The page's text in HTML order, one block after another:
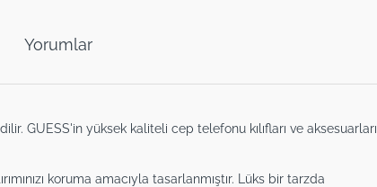
Yorumlar
GUESS'in yüksek kaliteli cep telefonu kılıfları ve aksesuarları
koruma amacıyla tasarlanmıştır. Lüks bir tarzda